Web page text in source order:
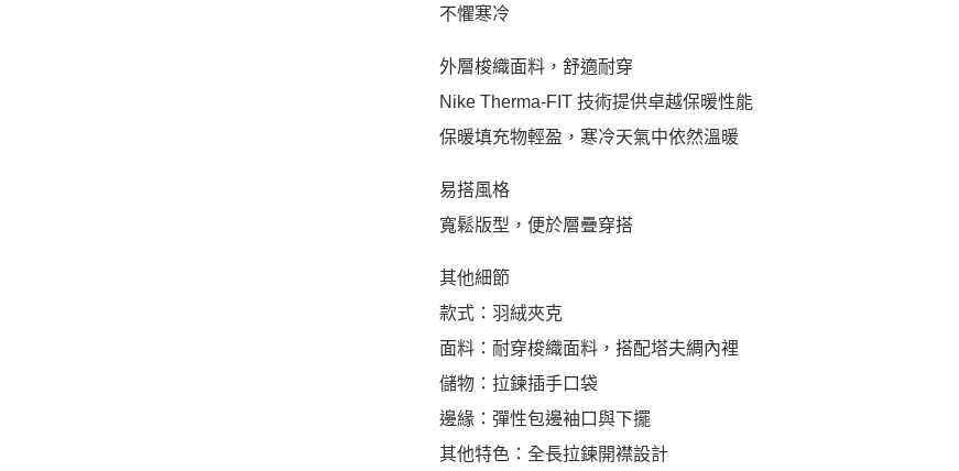
不懼寒冷
外層梭織面料，舒適耐穿
Nike Therma-FIT 技術提供卓越保暖性能
保暖填充物輕盈，寒冷天氣中依然溫暖
易搭風格
寬鬆版型，便於層疊穿搭
其他細節
款式：羽絨夾克
面料：耐穿梭織面料，搭配塔夫綢內裡
儲物：拉鍊插手口袋
邊緣：彈性包邊袖口與下擺
其他特色：全長拉鍊開襟設計